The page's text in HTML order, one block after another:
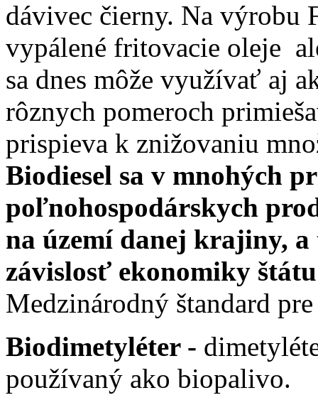
dávivec čierny. Na výrobu
vypálené fritovacie oleje
sa dnes môže využívať aj
rôznych pomeroch
prispieva k znižovaniu
Biodiesel sa v mnohých
poľnohospodárskych
na území danej krajiny,
závislosť ekonomiky
Medzinárodný štandard
Biodimetyléter -
používaný ako biopalivo.